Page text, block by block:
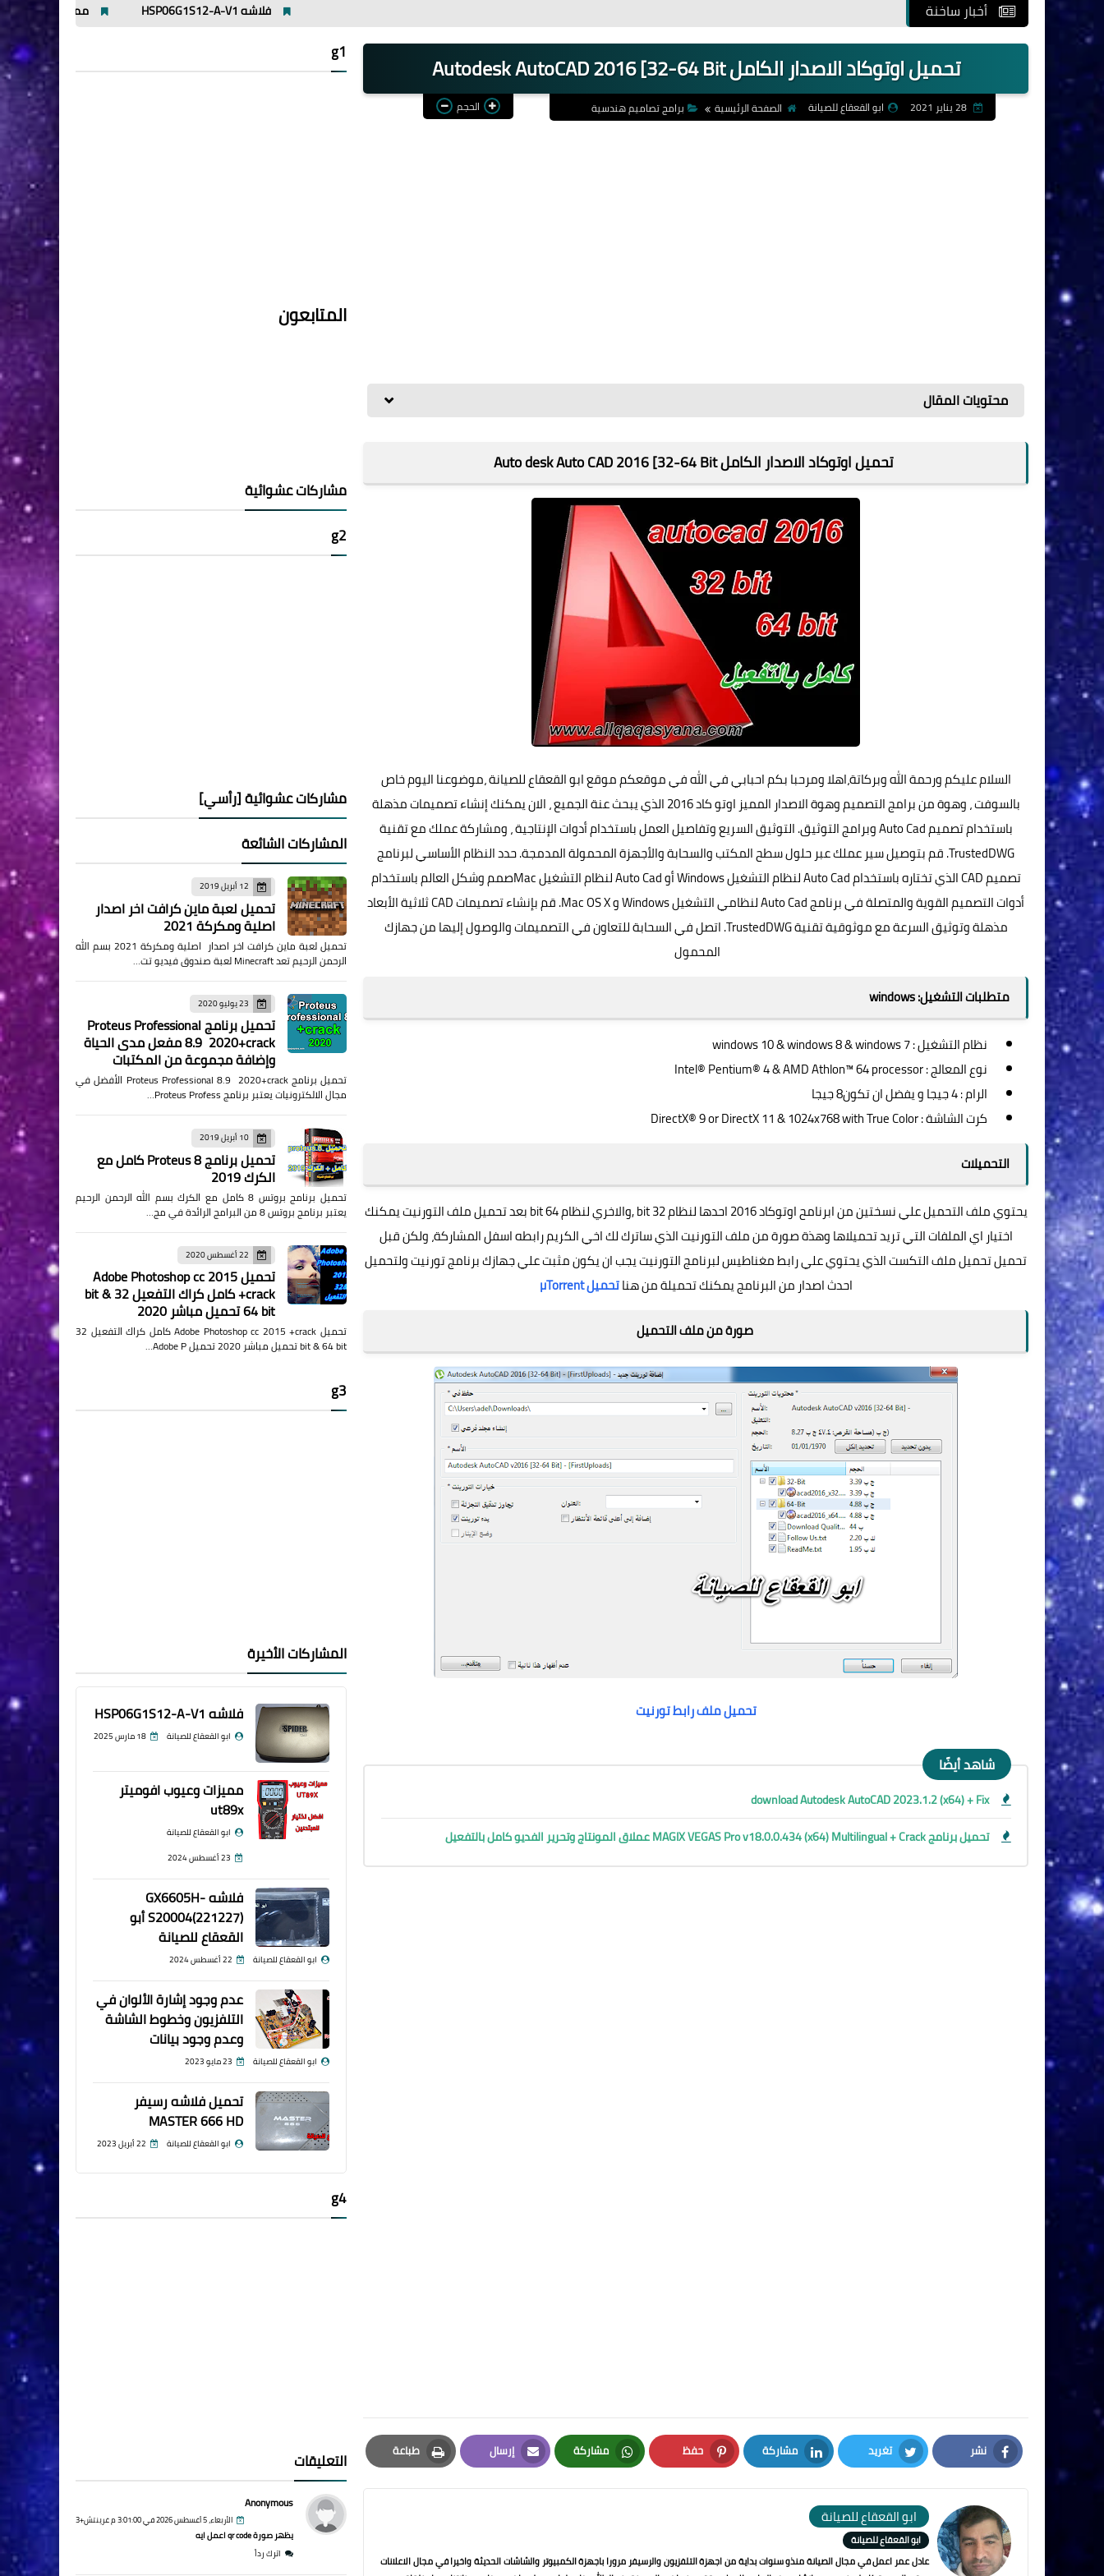
أخبار ساخنة مميزات وعيوب افوميتر ut89x
تحميل اوتوكاد الاصدار الكامل Autodesk AutoCAD 2016 [32-64 Bit
28 يناير 2021 ابو القعقاع للصيانة الصفحة الرئيسية برامج تصاميم هندسية الحجم
محتويات المقال
تحميل اوتوكاد الاصدار الكامل Auto desk Auto CAD 2016 [32-64 Bit
السلام عليكم ورحمة الله وبركاتة،اهلا ومرحبا بكم احبابي في الله في موقعكم موقع ابو القعقاع للصيانة ،موضوعنا اليوم خاص
بالسوفت ، وهوة من برامج التصميم وهوة الاصدار المميز اوتو كاد 2016 الذي يبحث عنة الجميع ، الان يمكنك إنشاء تصميمات مذهلة
باستخدام تصميم Auto Cad وبرامج التوثيق. التوثيق السريع وتفاصيل العمل باستخدام أدوات الإنتاجية ، ومشاركة عملك مع تقنية
TrustedDWG. قم بتوصيل سير عملك عبر حلول سطح المكتب والسحابة والأجهزة المحمولة المدمجة. حدد النظام الأساسي لبرنامج
تصميم CAD الذي تختاره باستخدام Auto Cad لنظام التشغيل Windows أو Auto Cad لنظام التشغيل Macصمم وشكل العالم باستخدام
أدوات التصميم القوية والمتصلة في برنامج Auto Cad لنظامي التشغيل Windows و Mac OS X. قم بإنشاء تصميمات CAD ثلاثية الأبعاد
مذهلة وتوثيق السرعة مع موثوقية تقنية TrustedDWG. اتصل في السحابة للتعاون في التصميمات والوصول إليها من جهازك
المحمول
متطلبات التشغيل: windows
نظام التشغيل : windows 10 & windows 8 & windows 7
نوع المعالج : Intel® Pentium® 4 & AMD Athlon™ 64 processor
الرام : 4 جيجا و يفضل ان تكون8 جيجا
كرت الشاشة : DirectX® 9 or DirectX 11 & 1024x768 with True Color
التحميلات
يحتوي ملف التحميل علي نسختين من ابرنامح اوتوكاد 2016 احدها لنظام 32 bit ,والاخري لنظام 64 bit بعد تحميل ملف التورنيت يمكنك
اختيار اي الملفات التي تريد تحميلاها وهذة صورة من ملف التورنيت الذي ساترك لك اخي الكريم رابطه اسفل المشاركة، ولكن قبل
تحميل تحميل ملف التكست الذي يحتوي علي رابط مغناطيس لبرنامج التورنيت يجب ان يكون مثبت علي جهازك برنامج تورنيت ولتحميل
احدث اصدار من البرنامج يمكنك تحميلة من هناتحميل µTorrent
صورة من ملف التحميل
تحميل ملف رابط تورنيت
شاهد أيضًا
download Autodesk AutoCAD 2023.1.2 (x64) + Fix
تحميل برنامج MAGIX VEGAS Pro v18.0.0.434 (x64) Multilingual + Crack عملاق المونتاج وتحرير الفديو كامل بالتفعيل
نشر
Facebook
تغريد
Twitter
مشاركة
LinkedIn
حفظ
Pinterest
مشاركة
Whatsapp
إرسال
Email
طباعة
Print
ابو القعقاع للصيانة
ابو القعقاع للصيانة
عادل عمر اعمل في مجال الصيانة منذو سنوات بداية من اجهزة التلفزيون والرسيفر مرورا باجهزة الكمبيوتر والشاشات الحديثة واخيرا في مجال الاعلانات
g1
المتابعون
مشاركات عشوائية
g2
مشاركات عشوائية [رأسي]
المشاركات الشائعة
12 أبريل 2019
تحميل لعبة ماين كرافت اخر اصدار
اصلية ومكركة 2021
تحميل لعبة ماين كرافت اخر اصدار اصلية ومكركة 2021 بسم الله
الرحمن الرحيم تعد Minecraft لعبة صندوق فيديو تت…
23 يوليو 2020
تحميل برنامج Proteus Professional
8.9 2020+crack مفعل مدى الحياة
وإضافة مجموعة من المكتبات
تحميل برنامج Proteus Professional 8.9 2020+crack الأفضل في
مجال الالكترونيات يعتبر برنامج Proteus Profess…
10 أبريل 2019
تحميل برنامج Proteus 8 كامل مع
الكرك 2019
تحميل برنامج بروتس 8 كامل مع الكرك بسم الله الرحمن الرحيم
يعتبر برنامج بروتس 8 من البرامج الرائدة في مج…
22 أغسطس 2020
تحميل Adobe Photoshop cc 2015
+crack كامل كراك التفعيل 32 bit &
64 bit تحميل مباشر 2020
تحميل Adobe Photoshop cc 2015 +crack كامل كراك التفعيل 32
bit & 64 bit تحميل مباشر 2020 تحميل Adobe P…
g3
المشاركات الأخيرة
فلاشه HSP06G1S12-A-V1
ابو القعقاع للصيانة 18 مارس 2025
مميزات وعيوب افوميتر
ut89x
ابو القعقاع للصيانة
23 أغسطس 2024
فلاشه GX6605H-
S20004(221227) أبو
القعقاع للصيانة
ابو القعقاع للصيانة 22 أغسطس 2024
عدم وجود إشارة الألوان في
التلفزيون وخطوط الشاشة
وعدم وجود بيانات
ابو القعقاع للصيانة 23 مايو 2023
تحميل فلاشه رسيفر
MASTER 666 HD
ابو القعقاع للصيانة 22 أبريل 2023
g4
التعليقات
Anonymous
الأربعاء، 5 أغسطس 2026 في 3:01:00 م غرينتش+3
يظهر صورة qr code اعمل ايه
اترك رداً